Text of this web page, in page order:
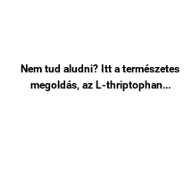
Nem tud aludni? Itt a természetes
megoldás, az L-thriptophan...